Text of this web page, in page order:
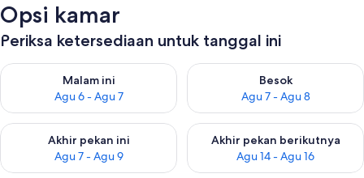
Opsi kamar
Periksa ketersediaan untuk tanggal ini
Malam ini
Agu 6 - Agu 7
Periksa ketersediaan untuk malam ini Agu 6 - Agu 7
Besok
Agu 7 - Agu 8
Periksa ketersediaan untuk
Akhir pekan ini
Agu 7 - Agu 9
Periksa ketersediaan untuk akhir pekan ini Agu 7 - Agu 9
Akhir pekan berikutnya
Agu 14 - Agu 16
Periksa ketersediaan untuk